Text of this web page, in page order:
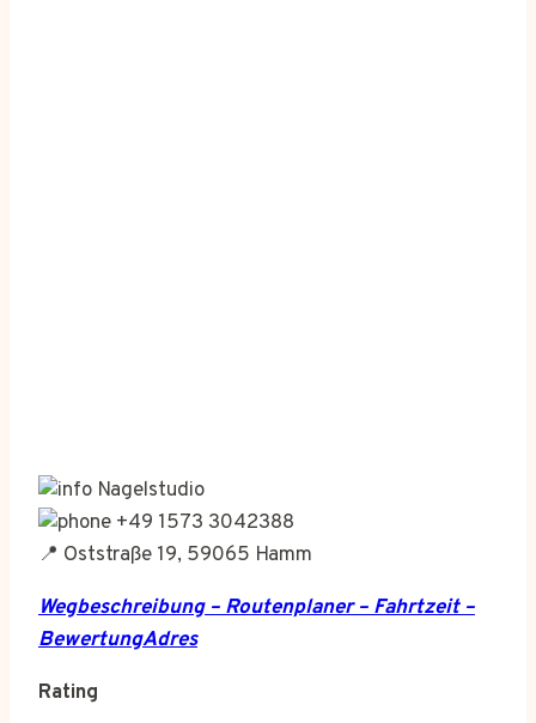
Nagelstudio
+49 1573 3042388
📍 Oststraße 19, 59065 Hamm
Wegbeschreibung – Routenplaner – Fahrtzeit –
BewertungAdres
Rating